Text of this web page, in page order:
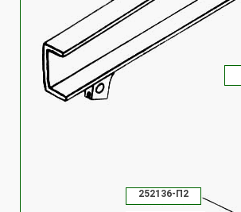
252136-П2